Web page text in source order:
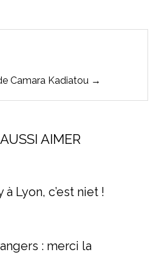
Camara Kadiatou →
AIMER
Lyon, c’est niet !
: merci la